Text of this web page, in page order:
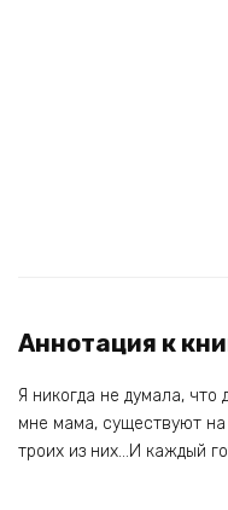
Аннотация к
Я никогда не думала,
мне мама, существуют
троих из них…И каждый